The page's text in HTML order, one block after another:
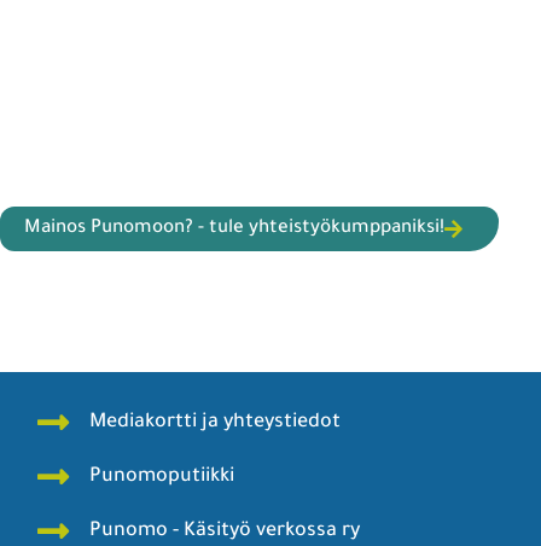
Mainos Punomoon? - tule yhteistyökumppaniksi!
Mediakortti ja yhteystiedot
Punomoputiikki
Punomo - Käsityö verkossa ry